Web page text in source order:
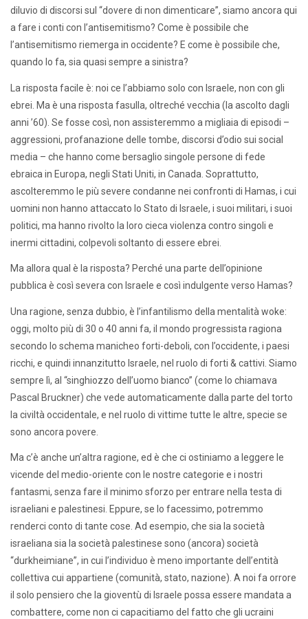
diluvio di discorsi sul “dovere di non dimenticare”, siamo ancora qui
a fare i conti con l’antisemitismo? Come è possibile che
l’antisemitismo riemerga in occidente? E come è possibile che,
quando lo fa, sia quasi sempre a sinistra?
La risposta facile è: noi ce l’abbiamo solo con Israele, non con gli
ebrei. Ma è una risposta fasulla, oltreché vecchia (la ascolto dagli
anni ’60). Se fosse così, non assisteremmo a migliaia di episodi –
aggressioni, profanazione delle tombe, discorsi d’odio sui social
media – che hanno come bersaglio singole persone di fede
ebraica in Europa, negli Stati Uniti, in Canada. Soprattutto,
ascolteremmo le più severe condanne nei confronti di Hamas, i cui
uomini non hanno attaccato lo Stato di Israele, i suoi militari, i suoi
politici, ma hanno rivolto la loro cieca violenza contro singoli e
inermi cittadini, colpevoli soltanto di essere ebrei.
Ma allora qual è la risposta? Perché una parte dell’opinione
pubblica è così severa con Israele e così indulgente verso Hamas?
Una ragione, senza dubbio, è l’infantilismo della mentalità woke:
oggi, molto più di 30 o 40 anni fa, il mondo progressista ragiona
secondo lo schema manicheo forti-deboli, con l’occidente, i paesi
ricchi, e quindi innanzitutto Israele, nel ruolo di forti & cattivi. Siamo
sempre lì, al “singhiozzo dell’uomo bianco” (come lo chiamava
Pascal Bruckner) che vede automaticamente dalla parte del torto
la civiltà occidentale, e nel ruolo di vittime tutte le altre, specie se
sono ancora povere.
Ma c’è anche un’altra ragione, ed è che ci ostiniamo a leggere le
vicende del medio-oriente con le nostre categorie e i nostri
fantasmi, senza fare il minimo sforzo per entrare nella testa di
israeliani e palestinesi. Eppure, se lo facessimo, potremmo
renderci conto di tante cose. Ad esempio, che sia la società
israeliana sia la società palestinese sono (ancora) società
“durkheimiane”, in cui l’individuo è meno importante dell’entità
collettiva cui appartiene (comunità, stato, nazione). A noi fa orrore
il solo pensiero che la gioventù di Israele possa essere mandata a
combattere, come non ci capacitiamo del fatto che gli ucraini